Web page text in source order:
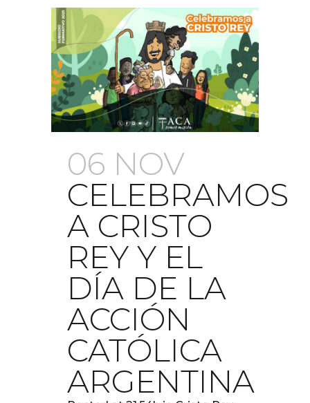
06 NOV
CELEBRAMOS
A CRISTO
REY Y EL
DÍA DE LA
ACCIÓN
CATÓLICA
ARGENTINA